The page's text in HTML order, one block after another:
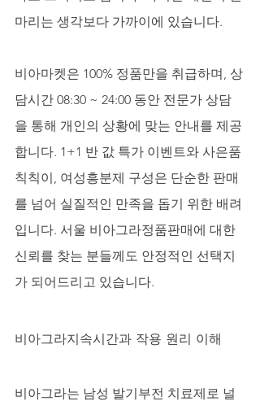
마리는 생각보다 가까이에 있습니다.
비아마켓은 100% 정품만을 취급하며, 상
담시간 08:30 ~ 24:00 동안 전문가 상담
을 통해 개인의 상황에 맞는 안내를 제공
합니다. 1+1 반 값 특가 이벤트와 사은품
칙칙이, 여성흥분제 구성은 단순한 판매
를 넘어 실질적인 만족을 돕기 위한 배려
입니다. 서울 비아그라정품판매에 대한
신뢰를 찾는 분들께도 안정적인 선택지
가 되어드리고 있습니다.
비아그라지속시간과 작용 원리 이해
비아그라는 남성 발기부전 치료제로 널